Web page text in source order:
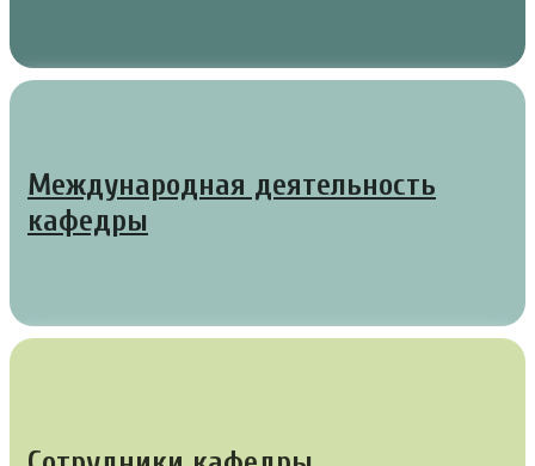
Международная деятельность
кафедры